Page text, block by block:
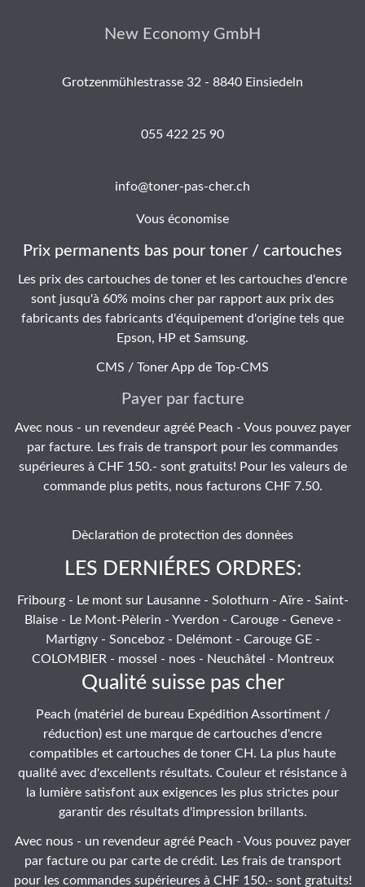
New Economy GmbH
Grotzenmühlestrasse 32 - 8840 Einsiedeln
055 422 25 90
info@toner-pas-cher.ch
Vous économise
Prix permanents bas pour toner / cartouches
Les prix des cartouches de toner et les cartouches d'encre
sont jusqu'à 60% moins cher par rapport aux prix des
fabricants des fabricants d'équipement d'origine tels que
Epson, HP et Samsung.
CMS / Toner App de Top-CMS
Payer par facture
Avec nous - un revendeur agréé Peach - Vous pouvez payer
par facture. Les frais de transport pour les commandes
supérieures à CHF 150.- sont gratuits! Pour les valeurs de
commande plus petits, nous facturons CHF 7.50.
Dèclaration de protection des donnèes
LES DERNIÉRES ORDRES:
Fribourg - Le mont sur Lausanne - Solothurn - Aïre - Saint-
Blaise - Le Mont-Pèlerin - Yverdon - Carouge - Geneve -
Martigny - Sonceboz - Delémont - Carouge GE -
COLOMBIER - mossel - noes - Neuchâtel - Montreux
Qualité suisse pas cher
Peach (matériel de bureau Expédition Assortiment /
réduction) est une marque de cartouches d'encre
compatibles et cartouches de toner CH. La plus haute
qualité avec d'excellents résultats. Couleur et résistance à
la lumière satisfont aux exigences les plus strictes pour
garantir des résultats d'impression brillants.
Avec nous - un revendeur agréé Peach - Vous pouvez payer
par facture ou par carte de crédit. Les frais de transport
pour les commandes supérieures à CHF 150.- sont gratuits!